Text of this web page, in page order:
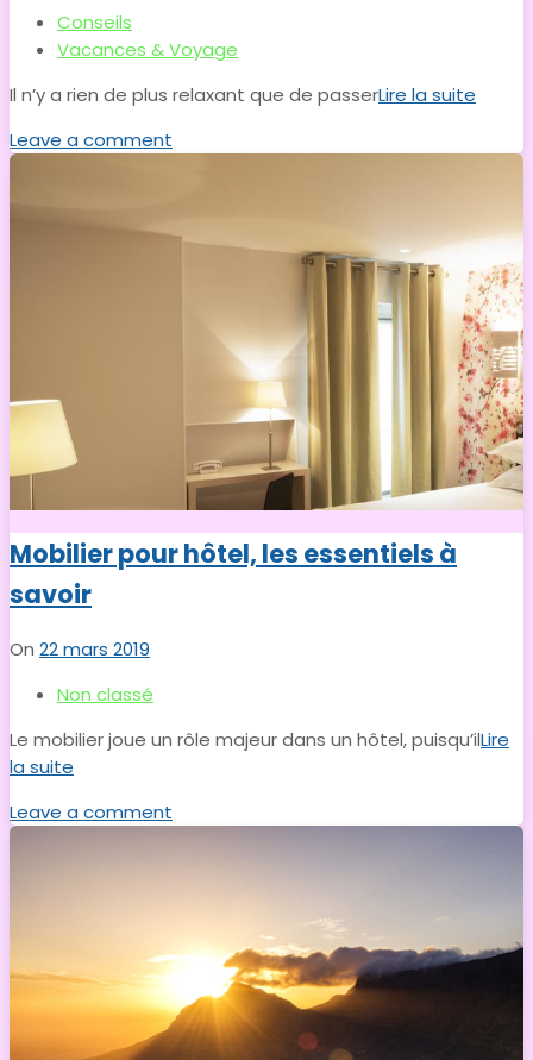
Conseils
Vacances & Voyage
Il n’y a rien de plus relaxant que de passerLire la suite
Leave a comment
Mobilier pour hôtel, les essentiels à
savoir
On 22 mars 2019
Non classé
Le mobilier joue un rôle majeur dans un hôtel, puisqu’ilLire
la suite
Leave a comment